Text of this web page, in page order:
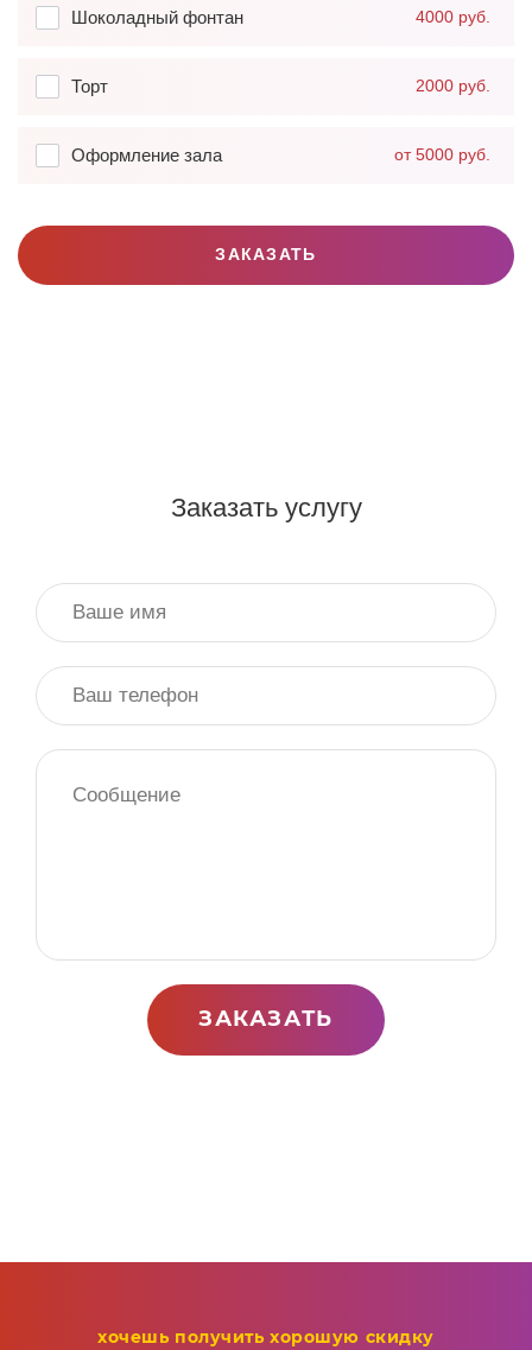
Шоколадный фонтан 4000 руб.
Торт 2000 руб.
Оформление зала от 5000 руб.
ЗАКАЗАТЬ
Заказать услугу
ЗАКАЗАТЬ
хочешь получить хорошую скидку